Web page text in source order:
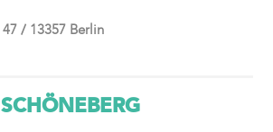
47 / 13357 Berlin
SCHÖNEBERG